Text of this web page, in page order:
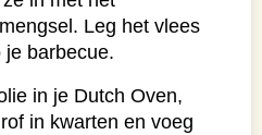
Leg het vlees
je barbecue.
in je Dutch Oven,
in kwarten en voeg